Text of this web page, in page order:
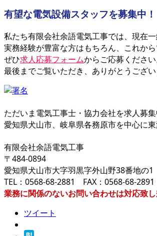
有望な電気設備スタッフを募集中！
私たち有限会社余語電気工事では、現在
実務経験が豊富な方はもちろん、これか
ぜひ求人応募フォームからご応募ください
最後までご覧いただき、ありがとうござい
ただいま電気工事士・協力会社を求人募集
愛知県犬山市、岐阜県各務原市を中心に
有限会社余語電気工事
〒484-0894
愛知県犬山市大字羽黒字外山野38番地の1
TEL：0568-68-2881 FAX：0568-68-2891
業務に関係のないお問い合わせは対応致し
ツイート